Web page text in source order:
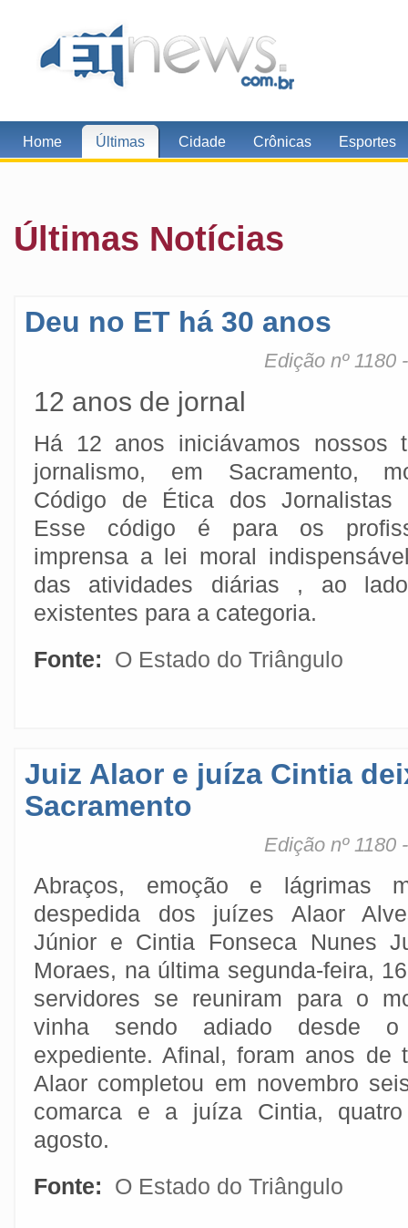
Home Últimas Cidade Crônicas Esportes
Últimas Notícias
Deu no ET há 30 anos
Edição nº 1180
12 anos de jornal
Há 12 anos iniciávamos nossos
jornalismo, em Sacramento,
Código de Ética dos Jornalistas
Esse código é para os
imprensa a lei moral
das atividades diárias , ao
existentes para a categoria.
Fonte:
O Estado do Triângulo
Juiz Alaor e juíza Cintia
Sacramento
Edição nº 1180
Abraços, emoção e lágrimas
despedida dos juízes Alaor
Júnior e Cintia Fonseca Nunes
Moraes, na última segunda-feira,
servidores se reuniram para o
vinha sendo adiado desde
expediente. Afinal, foram anos de
Alaor completou em novembro
comarca e a juíza Cintia,
agosto.
Fonte:
O Estado do Triângulo